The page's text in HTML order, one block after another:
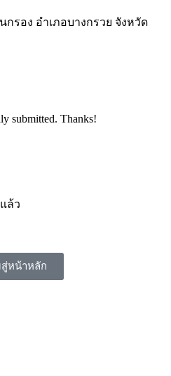
กรอง อำเภอบางกรวย จังหวัด
submitted. Thanks!
ล้ว
หน้าหลัก